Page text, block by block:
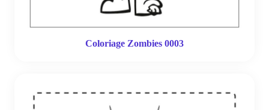
Coloriage Zombies 0003